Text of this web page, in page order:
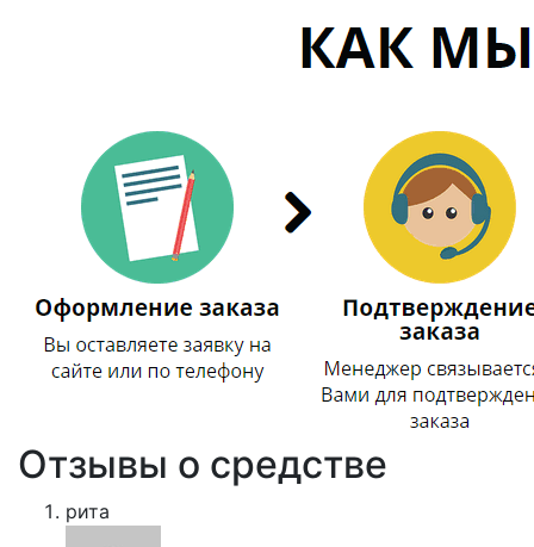
Отзывы о средстве
рита